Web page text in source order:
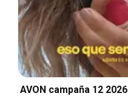
AVON campaña 12 2026